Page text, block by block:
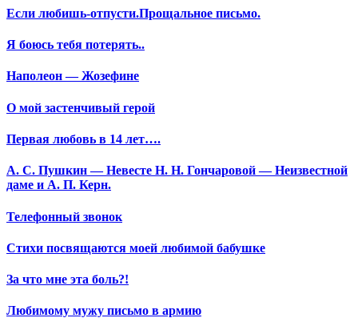
Если любишь-отпусти.Прощальное письмо.
Я боюсь тебя потерять..
Наполеон — Жозефине
О мой застенчивый герой
Первая любовь в 14 лет….
А. С. Пушкин — Невесте Н. Н. Гончаровой — Неизвестной
даме и А. П. Керн.
Телефонный звонок
Стихи посвящаются моей любимой бабушке
За что мне эта боль?!
Любимому мужу письмо в армию